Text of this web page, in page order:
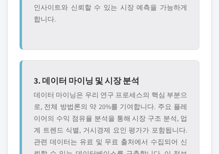
인사이트와 신뢰할 수 있는 시장 예측을 가능하게
합니다.
3. 데이터 마이닝 및 시장 분석
데이터 마이닝은 우리 연구 프로세스의 핵심 부분으
로, 전체 방법론의 약 20%를 기여합니다. 주요 플레
이어의 수익 점유율 분석을 통해 시장 구조 분석, 업
계 트렌드 식별, 거시경제 요인 평가가 포함됩니다.
관련 데이터는 유료 및 무료 출처에서 수집되어 신